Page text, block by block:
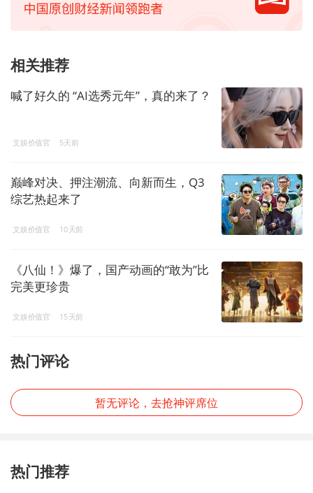
相关推荐
喊了好久的 “AI选秀元年”，真的来了？
文娱价值官 5天前
巅峰对决、押注潮流、向新而生，Q3
综艺热起来了
文娱价值官 10天前
《八仙！》爆了，国产动画的“敢为”比
完美更珍贵
文娱价值官 15天前
热门评论
暂无评论，去抢神评席位
热门推荐